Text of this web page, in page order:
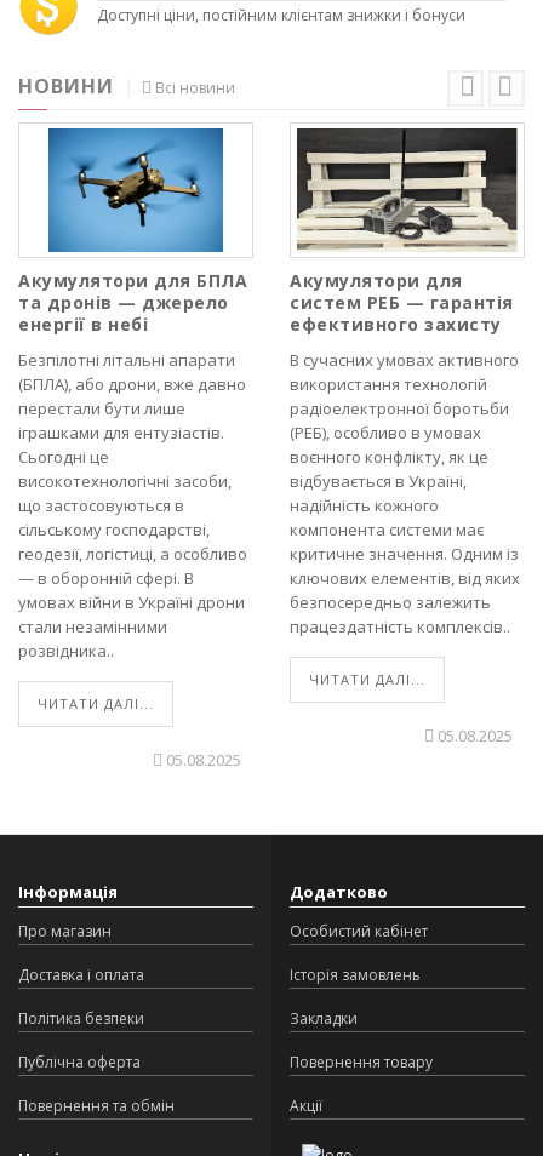
Доступні ціни, постійним клієнтам знижки і бонуси
НОВИНИ Всі новини
Акумулятори для БПЛА
та дронів — джерело
енергії в небі
Безпілотні літальні апарати
(БПЛА), або дрони, вже давно
перестали бути лише
іграшками для ентузіастів.
Сьогодні це
високотехнологічні засоби,
що застосовуються в
сільському господарстві,
геодезії, логістиці, а особливо
— в оборонній сфері. В
умовах війни в Україні дрони
стали незамінними
розвідника..
ЧИТАТИ ДАЛІ...
05.08.2025
Акумулятори для
систем РЕБ — гарантія
ефективного захисту
В сучасних умовах активного
використання технологій
радіоелектронної боротьби
(РЕБ), особливо в умовах
воєнного конфлікту, як це
відбувається в Україні,
надійність кожного
компонента системи має
критичне значення. Одним із
ключових елементів, від яких
безпосередньо залежить
працездатність комплексів..
ЧИТАТИ ДАЛІ...
05.08.2025
Інформація
Про магазин
Доставка і оплата
Політика безпеки
Публічна оферта
Повернення та обмін
Додатково
Особистий кабінет
Історія замовлень
Закладки
Повернення товару
Акції